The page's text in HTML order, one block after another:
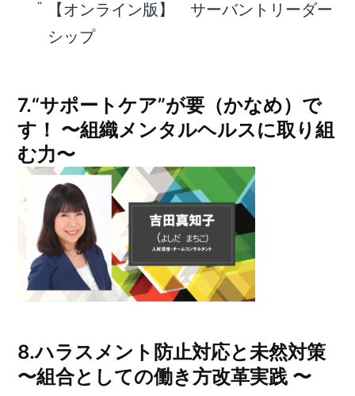
【オンライン版】 サーバントリーダー
シップ
7.“サポートケア”が要（かなめ）で
す！ 〜組織メンタルヘルスに取り組
む力〜
8.ハラスメント防止対応と未然対策
〜組合としての働き方改革実践 〜